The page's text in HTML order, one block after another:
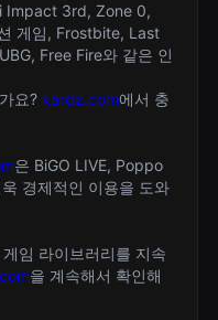
Impact 3rd, Zone 0,
게임, Frostbite, Last
Free Fire와 같은 인
요? kardz.com에서 충
은 BiGO LIVE, Poppo
경제적인 이용을 도와
임 라이브러리를 지속
을 계속해서 확인해